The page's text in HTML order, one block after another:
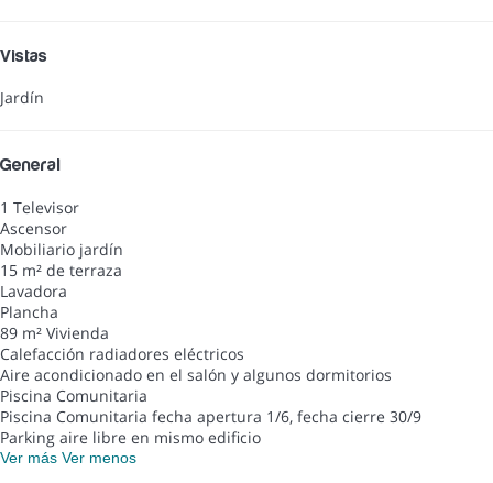
Vistas
Jardín
General
1 Televisor
Ascensor
Mobiliario jardín
15 m² de terraza
Lavadora
Plancha
89 m² Vivienda
Calefacción radiadores eléctricos
Aire acondicionado en el salón y algunos dormitorios
Piscina Comunitaria
Piscina Comunitaria fecha apertura 1/6, fecha cierre 30/9
Parking aire libre en mismo edificio
Ver más Ver menos